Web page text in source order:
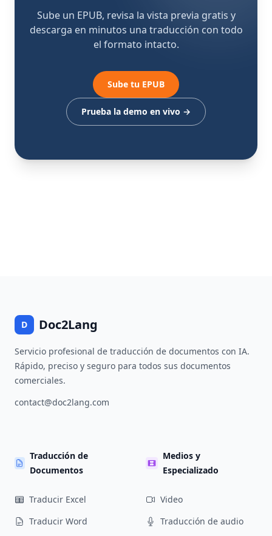
Sube un EPUB, revisa la vista previa gratis y
descarga en minutos una traducción con todo
el formato intacto.
Sube tu EPUB
Prueba la demo en vivo →
D Doc2Lang
Servicio profesional de traducción de documentos con IA.
Rápido, preciso y seguro para todos sus documentos
comerciales.
contact@doc2lang.com
Traducción de
Documentos
Traducir Excel
Traducir Word
Medios y
Especializado
Video
Traducción de audio